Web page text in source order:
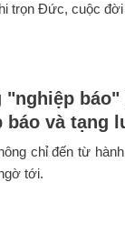
trọn Đức, cuộc đời
"nghiệp
báo và tạng
chỉ đến từ
tới.